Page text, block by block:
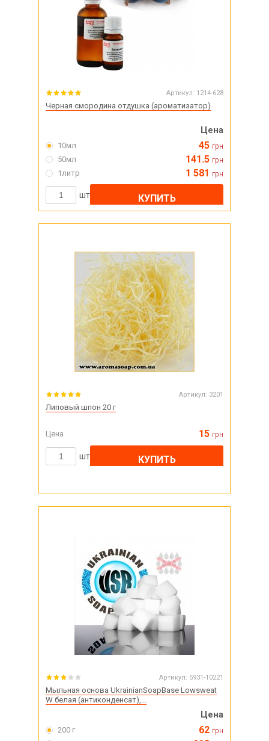
Артикул: 1214-628
Черная смородина отдушка (ароматизатор)
Цена
10мл 45 грн
50мл 141.5 грн
1литр 1 581 грн
шт КУПИТЬ
Артикул: 3201
Липовый шпон 20 г
Цена 15 грн
шт КУПИТЬ
Артикул: 5931-10221
Мыльная основа UkrainianSoapBase Lowsweat
W белая (антиконденсат),...
Цена
200 г 62 грн